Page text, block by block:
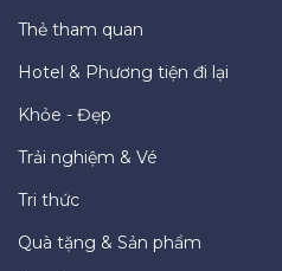
Thẻ tham quan
Hotel & Phương tiện đi lại
Khỏe - Đẹp
Trải nghiệm & Vé
Tri thức
Quà tặng & Sản phẩm